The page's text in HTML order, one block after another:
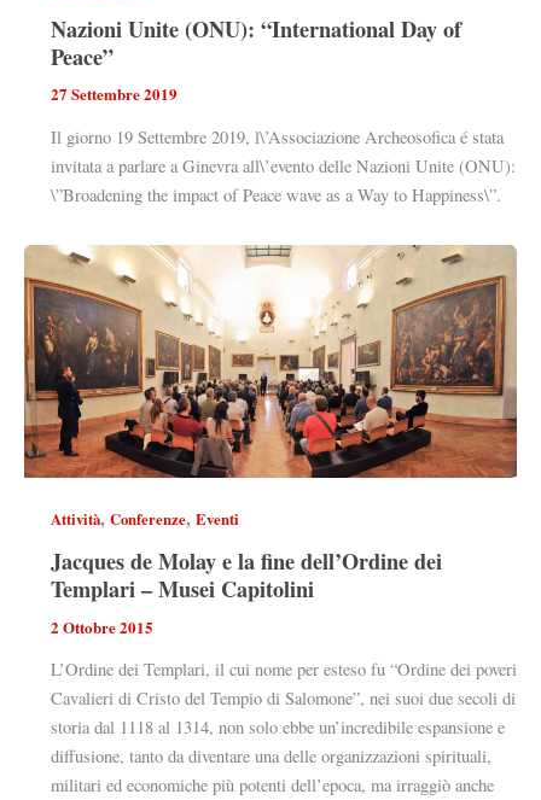
Nazioni Unite (ONU): “International Day of
Peace”
27 Settembre 2019
Il giorno 19 Settembre 2019, l\’Associazione Archeosofica é stata
invitata a parlare a Ginevra all\’evento delle Nazioni Unite (ONU):
\”Broadening the impact of Peace wave as a Way to Happiness\”.
Attività, Conferenze, Eventi
Jacques de Molay e la fine dell’Ordine dei
Templari – Musei Capitolini
2 Ottobre 2015
L’Ordine dei Templari, il cui nome per esteso fu “Ordine dei poveri
Cavalieri di Cristo del Tempio di Salomone”, nei suoi due secoli di
storia dal 1118 al 1314, non solo ebbe un’incredibile espansione e
diffusione, tanto da diventare una delle organizzazioni spirituali,
militari ed economiche più potenti dell’epoca, ma irraggiò anche